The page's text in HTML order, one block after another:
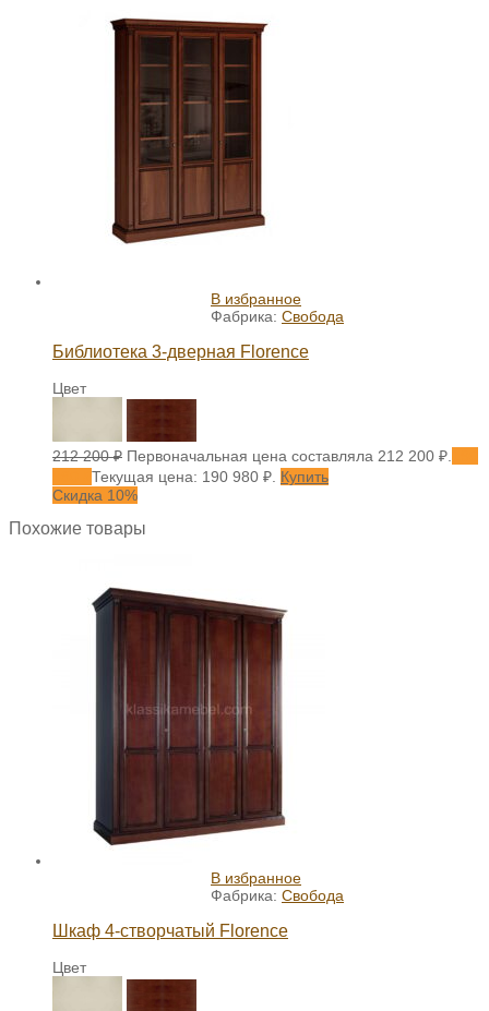
В избранное
Фабрика: Свобода
Библиотека 3-дверная Florence
Цвет
212 200₽ Первоначальная цена составляла 212 200 ₽.
Текущая цена: 190 980 ₽. Купить
Скидка 10%
Похожие товары
В избранное
Фабрика: Свобода
Шкаф 4-створчатый Florence
Цвет